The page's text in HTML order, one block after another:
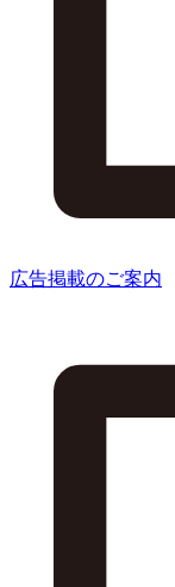
広告掲載のご案内